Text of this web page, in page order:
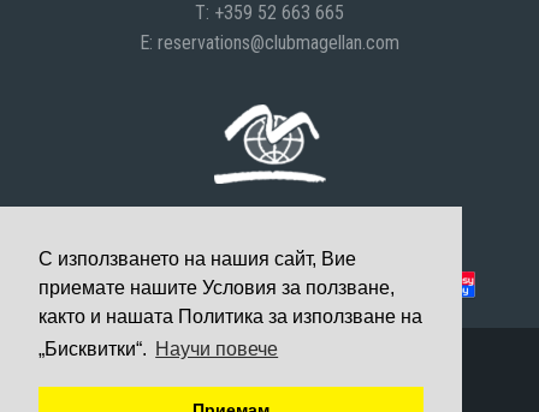
С използването на нашия сайт, Вие
приемате нашите Условия за ползване,
както и нашата Политика за използване на
„Бисквитки“. Научи повече
T: +359 52 663 665
E: reservations@clubmagellan.com
Можете да платите с:
© 2008-2026 Клуб Магелан, Всички права запазени